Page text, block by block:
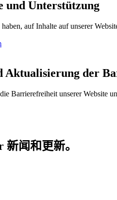
Unterstützung
auf Inhalte auf unserer
Aktualisierung der
Barrierefreiheit unserer Website
新闻和更新。